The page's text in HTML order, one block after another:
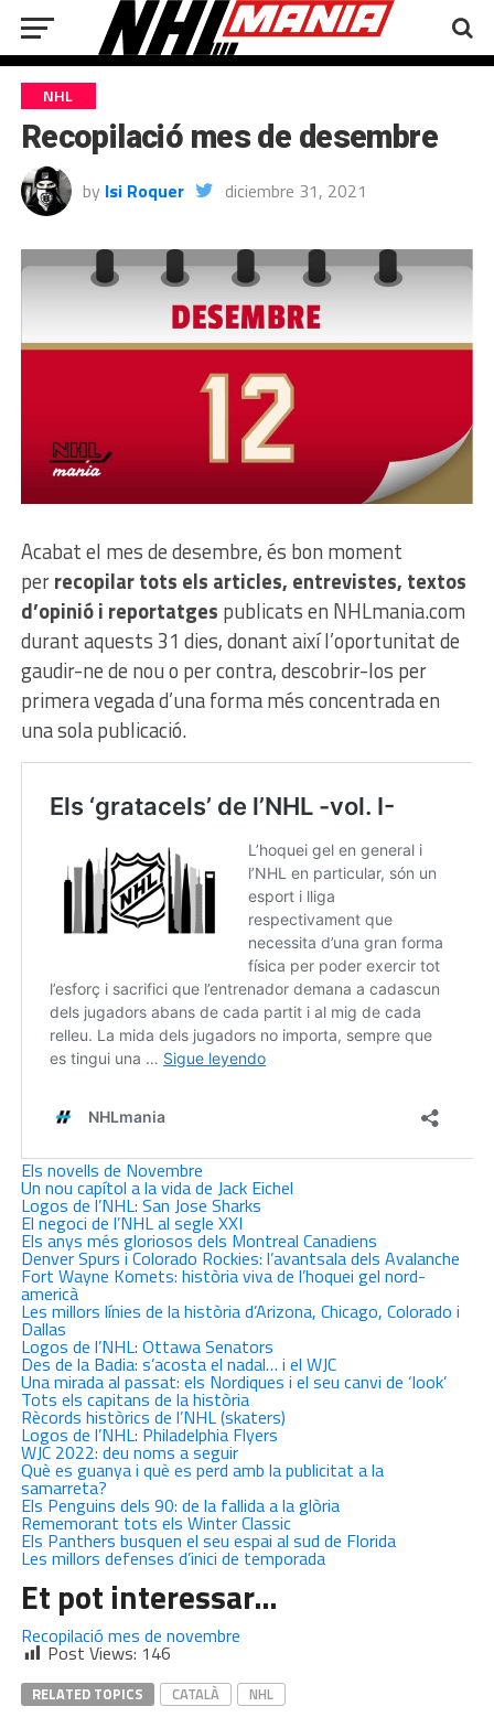
NHL
Recopilació mes de desembre
by Isi Roquer diciembre 31, 2021
Acabat el mes de desembre, és bon moment
perrecopilar tots els articles, entrevistes, textos
d’opinió i reportatges publicats en NHLmania.com
durant aquests 31 dies, donant així l’oportunitat de
gaudir-ne de nou o per contra, descobrir-los per
primera vegada d’una forma més concentrada en
una sola publicació.
Els novells de Novembre
Un nou capítol a la vida de Jack Eichel
Logos de l’NHL: San Jose Sharks
El negoci de l’NHL al segle XXI
Els anys més gloriosos dels Montreal Canadiens
Denver Spurs i Colorado Rockies: l’avantsala dels Avalanche
Fort Wayne Komets: història viva de l’hoquei gel nord-
americà
Les millors línies de la història d’Arizona, Chicago, Colorado i
Dallas
Logos de l’NHL: Ottawa Senators
Des de la Badia: s’acosta el nadal… i el WJC
Una mirada al passat: els Nordiques i el seu canvi de ‘look’
Tots els capitans de la història
Rècords històrics de l’NHL (skaters)
Logos de l’NHL: Philadelphia Flyers
WJC 2022: deu noms a seguir
Què es guanya i què es perd amb la publicitat a la
samarreta?
Els Penguins dels 90: de la fallida a la glòria
Rememorant tots els Winter Classic
Els Panthers busquen el seu espai al sud de Florida
Les millors defenses d’inici de temporada
Et pot interessar…
Recopilació mes de novembre
Post Views: 146
RELATED TOPICS CATALÀ NHL